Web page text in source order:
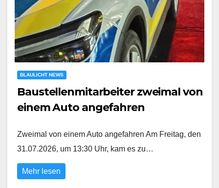
BLAULICHT NEWS
Baustellenmitarbeiter zweimal von
einem Auto angefahren
Zweimal von einem Auto angefahren Am Freitag, den
31.07.2026, um 13:30 Uhr, kam es zu…
Mehr lesen